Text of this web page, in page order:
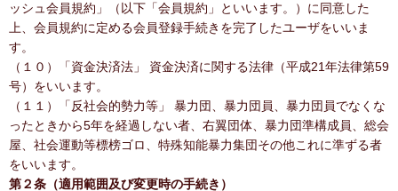
ッシュ会員規約」（以下「会員規約」といいます。）に同意した
上、会員規約に定める会員登録手続きを完了したユーザをいいま
す。
（１０）「資金決済法」 資金決済に関する法律（平成21年法律第59
号）をいいます。
（１１）「反社会的勢力等」 暴力団、暴力団員、暴力団員でなくな
ったときから5年を経過しない者、右翼団体、暴力団準構成員、総会
屋、社会運動等標榜ゴロ、特殊知能暴力集団その他これに準ずる者
をいいます。
第２条（適用範囲及び変更時の手続き）